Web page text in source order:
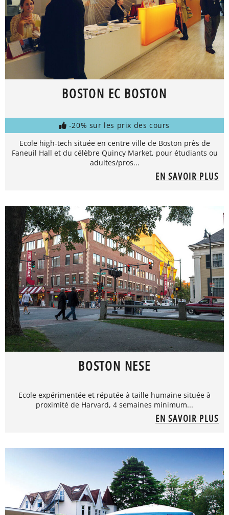
BOSTON EC BOSTON
-20% sur les prix des cours
Ecole high-tech située en centre ville de Boston près de
Faneuil Hall et du célèbre Quincy Market, pour étudiants ou
adultes/pros...
EN SAVOIR PLUS
BOSTON NESE
Ecole expérimentée et réputée à taille humaine située à
proximité de Harvard, 4 semaines minimum...
EN SAVOIR PLUS